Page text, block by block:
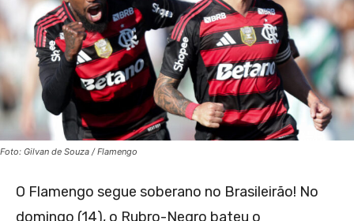
Foto: Gilvan de Souza / Flamengo
O Flamengo segue soberano no Brasileirão! No
domingo (14), o Rubro-Negro bateu o